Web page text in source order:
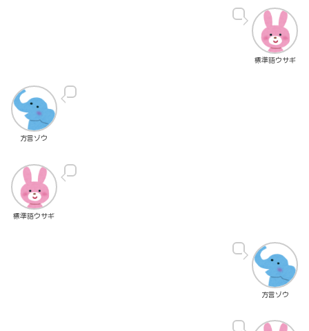
標準語ウサギ
方言ゾウ
標準語ウサギ
方言ゾウ